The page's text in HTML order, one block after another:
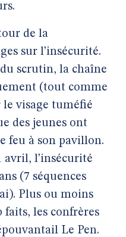
de la
sur l’insécurité.
scrutin, la chaîne
(tout comme
le visage tuméfié
des jeunes ont
feu à son pavillon.
avril, l’insécurité
(7 séquences
Plus ou moins
faits, les confrères
Le Pen.